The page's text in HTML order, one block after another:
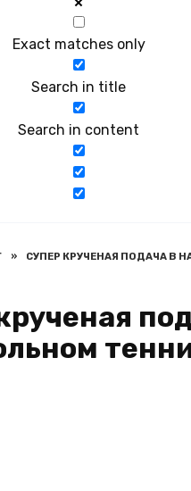
Exact matches only
Search in title
Search in content
»
СУПЕР КРУЧЕНАЯ ПОДАЧА В